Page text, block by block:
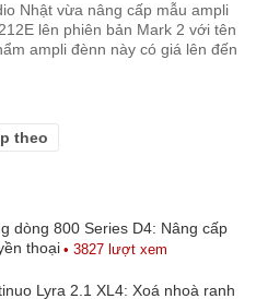
Nhật vừa nâng cấp mẫu ampli
lên phiên bản Mark 2 với tên
ampli đènn này có giá lên đến
theo
dòng 800 Series D4: Nâng cấp
thoại • 3827 lượt xem
Lyra 2.1 XL4: Xoá nhoà ranh